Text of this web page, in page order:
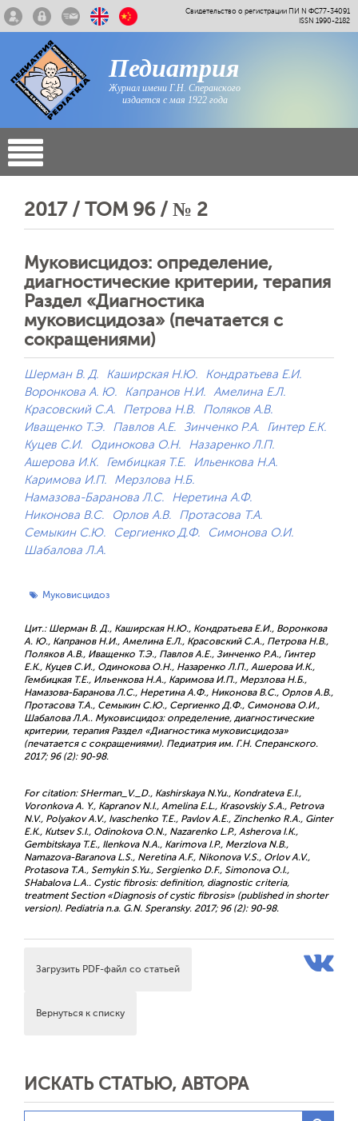
Свидетельство о регистрации ПИ N ФС77-34091
ISSN 1990-2182
Педиатрия
Журнал имени Г.Н. Сперанского
издается с мая 1922 года
2017 / ТОМ 96 / № 2
Муковисцидоз: определение,
диагностические критерии, терапия
Раздел «Диагностика
муковисцидоза» (печатается с
сокращениями)
Шерман В. Д. Каширская Н.Ю.
Кондратьева Е.И.
Воронкова А. Ю.
Капранов Н.И. Амелина Е.Л.
Красовский С.А.
Петрова Н.В.
Поляков А.В.
Иващенко Т.Э.
Павлов А.Е. Зинченко Р.А.
Гинтер Е.К.
Куцев С.И.
Одинокова О.Н.
Назаренко Л.П.
Ашерова И.К.
Гембицкая Т.Е.
Ильенкова Н.А.
Каримова И.П.
Мерзлова Н.Б.
Намазова-Баранова Л.С.
Неретина А.Ф.
Никонова В.С.
Орлов А.В.
Протасова Т.А.
Семыкин С.Ю.
Сергиенко Д.Ф.
Симонова О.И.
Шабалова Л.А.
Муковисцидоз
Цит.: Шерман В. Д., Каширская Н.Ю., Кондратьева Е.И., Воронкова
А. Ю., Капранов Н.И., Амелина Е.Л., Красовский С.А., Петрова Н.В.,
Поляков А.В., Иващенко Т.Э., Павлов А.Е., Зинченко Р.А., Гинтер
Е.К., Куцев С.И., Одинокова О.Н., Назаренко Л.П., Ашерова И.К.,
Гембицкая Т.Е., Ильенкова Н.А., Каримова И.П., Мерзлова Н.Б.,
Намазова-Баранова Л.С., Неретина А.Ф., Никонова В.С., Орлов А.В.,
Протасова Т.А., Семыкин С.Ю., Сергиенко Д.Ф., Симонова О.И.,
Шабалова Л.А.. Муковисцидоз: определение, диагностические
критерии, терапия Раздел «Диагностика муковисцидоза»
(печатается с сокращениями). Педиатрия им. Г.Н. Сперанского.
2017; 96 (2): 90-98.
For citation: SHerman_V._D., Kashirskaya N.Yu., Kondrateva E.I.,
Voronkova A. Y., Kapranov N.I., Amelina E.L., Krasovskiy S.A., Petrova
N.V., Polyakov A.V., Ivaschenko T.E., Pavlov A.E., Zinchenko R.A., Ginter
E.K., Kutsev S.I., Odinokova O.N., Nazarenko L.P., Asherova I.K.,
Gembitskaya T.E., Ilenkova N.A., Karimova I.P., Merzlova N.B.,
Namazova-Baranova L.S., Neretina A.F., Nikonova V.S., Orlov A.V.,
Protasova T.A., Semykin S.Yu., Sergienko D.F., Simonova O.I.,
SHabalova L.A.. Cystic fibrosis: definition, diagnostic criteria,
treatment Section «Diagnosis of cystic fibrosis» (published in shorter
version). Pediatria n.a. G.N. Speransky. 2017; 96 (2): 90-98.
Загрузить PDF-файл со статьей
Вернуться к списку
ИСКАТЬ СТАТЬЮ, АВТОРА